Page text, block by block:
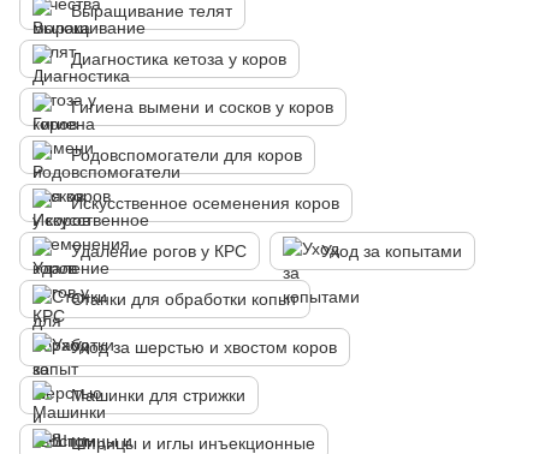
Выращивание телят
Диагностика кетоза у коров
Гигиена вымени и сосков у коров
Родовспомогатели для коров
Искусственное осеменения коров
Удаление рогов у КРС Уход за копытами
Станки для обработки копыт
Уход за шерстью и хвостом коров
Машинки для стрижки
Шприцы и иглы инъекционные